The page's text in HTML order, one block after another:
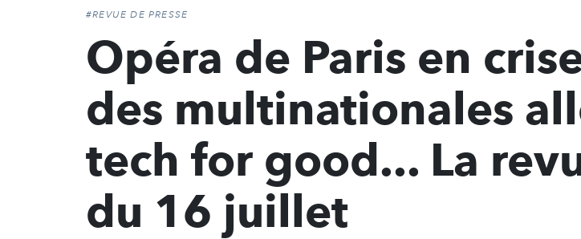
#REVUE DE PRESSE
Opéra de Paris en
des multinationales
tech for good... La
du 16 juillet